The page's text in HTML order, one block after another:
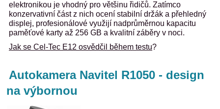
elektronikou je vhodný pro většinu řidičů. Zatímco
konzervativní část z nich ocení stabilní držák a přehledný
displej, profesionálové využijí nadprůměrnou kapacitu
paměťové karty až 256 GB a kvalitní záběry v noci.
Jak se Cel-Tec E12 osvědčil během testu?
Autokamera Navitel R1050 - design
na výbornou